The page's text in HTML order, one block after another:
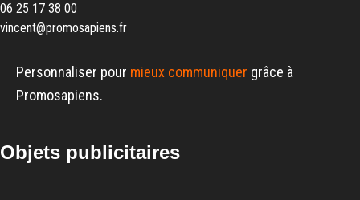
06 25 17 38 00
vincent@promosapiens.fr
Personnaliser pour mieux communiquer grâce à
Promosapiens.
Objets publicitaires